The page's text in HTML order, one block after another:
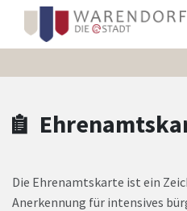
Zum Header
Zum
Zum Footer
Zum Hauptinhalt springen
Die Ehrenamtskarte ist ein
Anerkennung für intensives